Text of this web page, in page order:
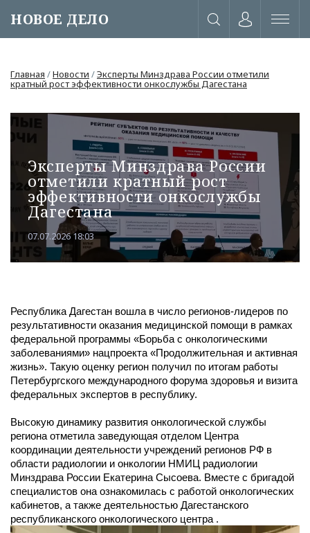
НОВОЕ ДЕЛО
Главная /Новости /Эксперты Минздрава России отметили
кратный рост эффективности онкослужбы Дагестана
Эксперты Минздрава России
отметили кратный рост
эффективности онкослужбы
Дагестана
07.07.2026 18:03
Республика Дагестан вошла в число регионов-лидеров по
результативности оказания медицинской помощи в рамках
федеральной программы «Борьба с онкологическими
заболеваниями» нацпроекта «Продолжительная и активная
жизнь». Такую оценку регион получил по итогам работы
Петербургского международного форума здоровья и визита
федеральных экспертов в республику.
Высокую динамику развития онкологической службы
региона отметила заведующая отделом Центра
координации деятельности учреждений регионов РФ в
области радиологии и онкологии НМИЦ радиологии
Минздрава России Екатерина Сысоева. Вместе с бригадой
специалистов она ознакомилась с работой онкологических
кабинетов, а также деятельностью Дагестанского
республиканского онкологического центра .